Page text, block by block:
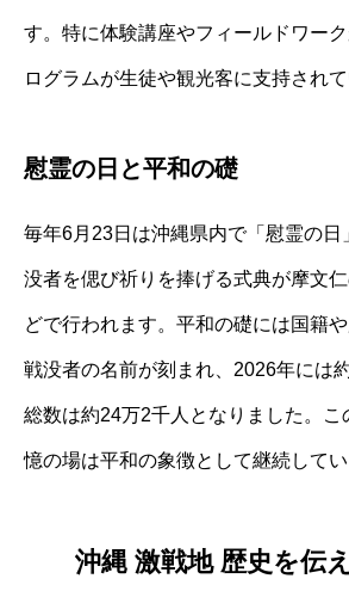
す。特に体験講座やフィールドワー
ログラムが生徒や観光客に支持されて
慰霊の日と平和の礎
毎年6月23日は沖縄県内で「慰霊の日
没者を偲び祈りを捧げる式典が摩文
どで行われます。平和の礎には国籍
戦没者の名前が刻まれ、2026年には
総数は約24万2千人となりました。こ
憶の場は平和の象徴として継続してい
沖縄 激戦地 歴史を伝